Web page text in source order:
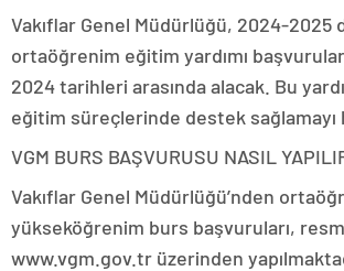
Vakıflar Genel Müdürlüğü, 2024-2025
ortaöğrenim eğitim yardımı
2024 tarihleri arasında alacak. Bu
eğitim süreçlerinde destek sağlamayı
VGM BURS BAŞVURUSU NASIL
Vakıflar Genel Müdürlüğü’nden
yükseköğrenim burs başvuruları,
www.vgm.gov.tr üzerinden